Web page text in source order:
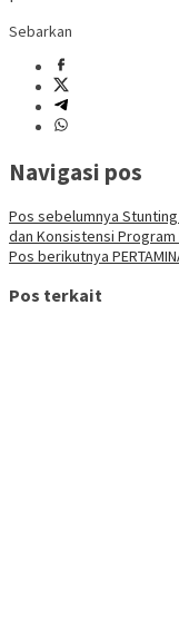
Sebarkan
Navigasi pos
Pos sebelumnya
dan Konsistensi
Pos berikutnya
Pos terkait